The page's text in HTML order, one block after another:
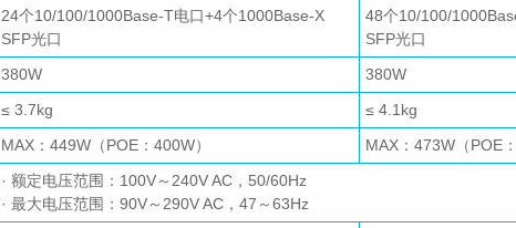
24个10/100/1000Base-T电口+4个1000Base-X
SFP光口
48个10/100/
SFP光口
380W
380W
≤ 3.7kg
≤ 4.1kg
MAX：449W（POE：400W） MAX：473W（POE
· 额定电压范围：100V～240V AC，50/60Hz
· 最大电压范围：90V～290V AC，47～63Hz